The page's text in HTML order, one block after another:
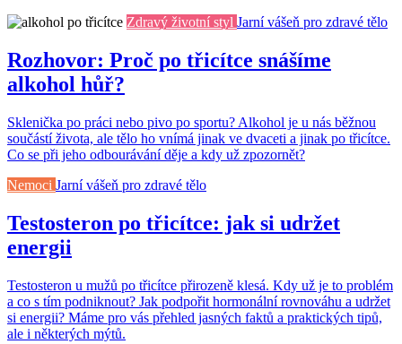
Zdravý životní styl Jarní vášeň pro zdravé tělo
Rozhovor: Proč po třicítce snášíme
alkohol hůř?
Sklenička po práci nebo pivo po sportu? Alkohol je u nás běžnou
součástí života, ale tělo ho vnímá jinak ve dvaceti a jinak po třicítce.
Co se při jeho odbourávání děje a kdy už zpozornět?
Nemoci Jarní vášeň pro zdravé tělo
Testosteron po třicítce: jak si udržet
energii
Testosteron u mužů po třicítce přirozeně klesá. Kdy už je to problém
a co s tím podniknout? Jak podpořit hormonální rovnováhu a udržet
si energii? Máme pro vás přehled jasných faktů a praktických tipů,
ale i některých mýtů.